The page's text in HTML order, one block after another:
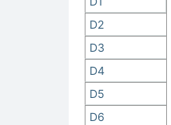
D2
D3
D4
D5
D6